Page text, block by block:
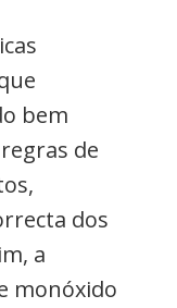
bem
de
dos
a
monóxido